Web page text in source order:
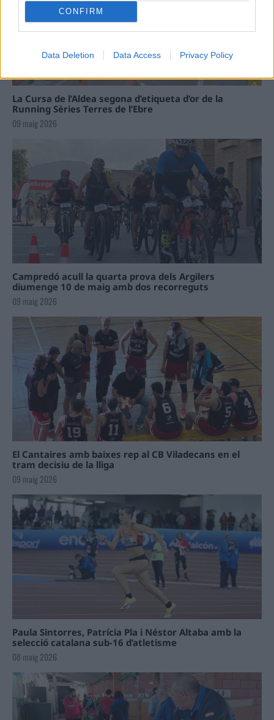
CONFIRM
Data Deletion Data Access Privacy Policy
La Cursa de l’Aldea segona d’etiqueta d’or de la
Running Sèries Terres de l’Ebre
09 maig 2026
Campredó acull la quarta prova dels Argilers
diumenge 10 de maig amb dos recorreguts
09 maig 2026
El Cantaires amb baixes rep al CB Viladecans en el
tram decisiu de la lliga
09 maig 2026
Paula Sintorres, Patrícia Pla i Néstor Altaba amb la
selecció catalana sub-16 d’atletisme
08 maig 2026